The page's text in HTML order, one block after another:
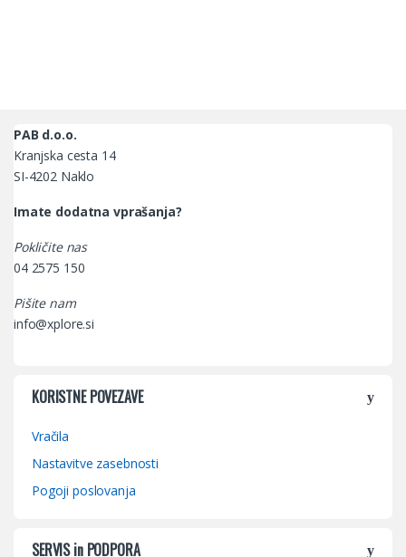
PAB d.o.o.
Kranjska cesta 14
SI-4202 Naklo
Imate dodatna vprašanja?
Pokličite nas
04 2575 150
Pišite nam
info@xplore.si
KORISTNE POVEZAVE
Vračila
Nastavitve zasebnosti
Pogoji poslovanja
SERVIS in PODPORA